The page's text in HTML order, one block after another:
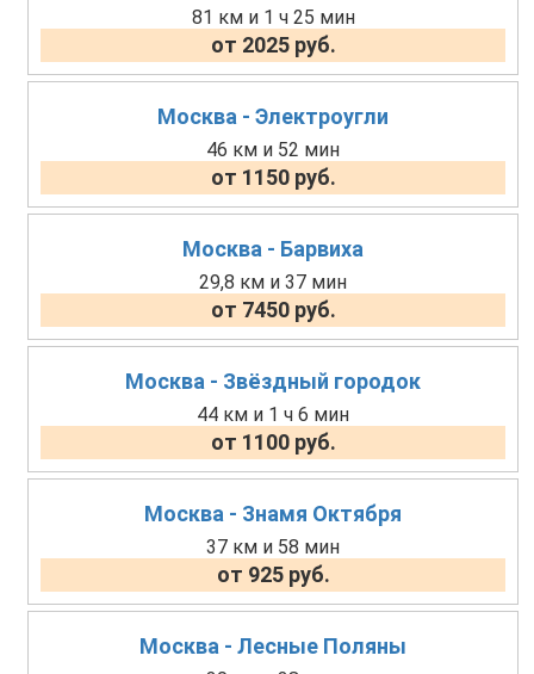
81 км и 1 ч 25 мин
от 2025 руб.
Москва - Электроугли
46 км и 52 мин
от 1150 руб.
Москва - Барвиха
29,8 км и 37 мин
от 7450 руб.
Москва - Звёздный городок
44 км и 1 ч 6 мин
от 1100 руб.
Москва - Знамя Октября
37 км и 58 мин
от 925 руб.
Москва - Лесные Поляны